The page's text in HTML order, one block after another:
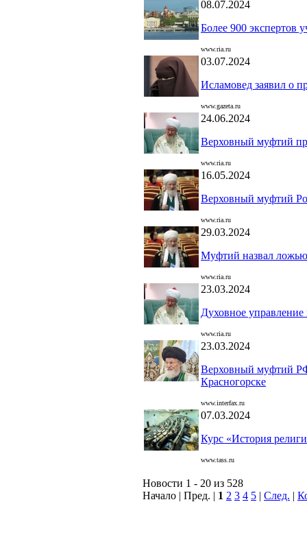
08.07.2024
Более 900 экспертов
www.ria.ru
03.07.2024
Исламовед заявил о
www.gazeta.ru
24.06.2024
Верховный муфтий
www.ria.ru
16.05.2024
Верховный муфтий
www.ria.ru
29.03.2024
Муфтий назвал ложью
www.ria.ru
23.03.2024
Духовное управление
www.ria.ru
23.03.2024
Верховный муфтий РФ
Красногорске
www.interfax.ru
07.03.2024
Курс «История
www.tass.ru
Новости 1 - 20 из 528
Начало | Пред. | 1 2 3 4 5 | След. |